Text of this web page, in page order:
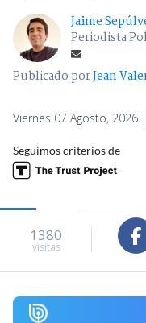
Jaime
Periodista
Publicado porJean
Viernes 07 Agosto, 2026
Seguimos criterios de
1380
visitas